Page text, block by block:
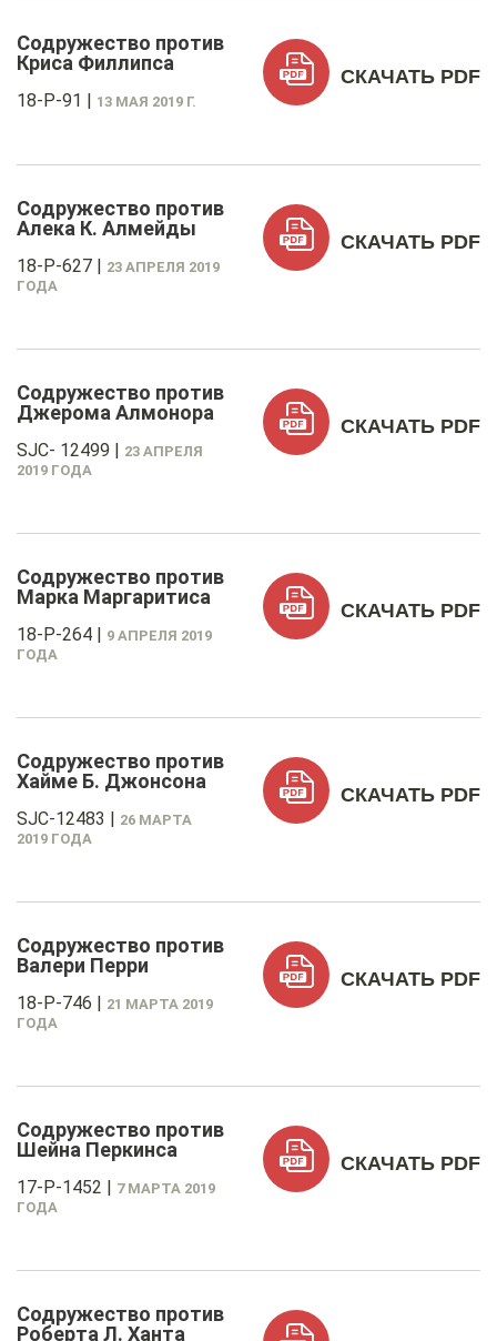
Содружество против
Криса Филлипса
18-P-91 | 13 МАЯ 2019 Г.
СКАЧАТЬ PDF
Содружество против
Алека К. Алмейды
18-P-627 | 23 АПРЕЛЯ 2019
ГОДА
СКАЧАТЬ PDF
Содружество против
Джерома Алмонора
SJC- 12499 | 23 АПРЕЛЯ
2019 ГОДА
СКАЧАТЬ PDF
Содружество против
Марка Маргаритиса
18-P-264 | 9 АПРЕЛЯ 2019
ГОДА
СКАЧАТЬ PDF
Содружество против
Хайме Б. Джонсона
SJC-12483 | 26 МАРТА
2019 ГОДА
СКАЧАТЬ PDF
Содружество против
Валери Перри
18-P-746 | 21 МАРТА 2019
ГОДА
СКАЧАТЬ PDF
Содружество против
Шейна Перкинса
17-P-1452 | 7 МАРТА 2019
ГОДА
СКАЧАТЬ PDF
Содружество против
Роберта Л. Ханта